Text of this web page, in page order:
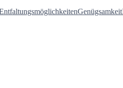
Genügsamkeit